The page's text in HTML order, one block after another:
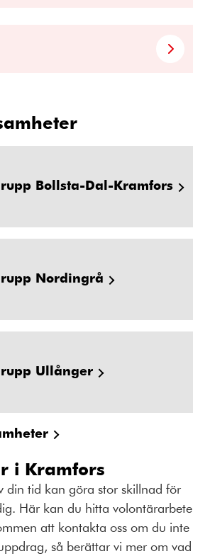
Bollsta-Dal-Kramfors
Nordingrå
Ullånger
i Kramfors
din tid kan göra stor skillnad för
Här kan du hitta volontärarbete
att kontakta oss om du inte
så berättar vi mer om vad